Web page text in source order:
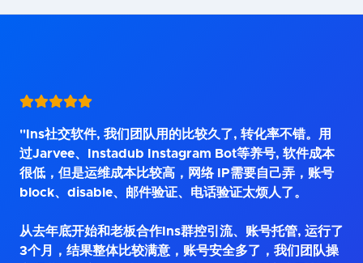
"Ins社交软件, 我们团队用的比较久了, 转化率不错。用
过Jarvee、Instadub Instagram Bot等养号, 软件成本
很低，但是运维成本比较高，网络 IP需要自己弄，账号
block、disable、邮件验证、电话验证太烦人了。
从去年底开始和老板合作Ins群控引流、账号托管, 运行了
3个月，结果整体比较满意，账号安全多了，我们团队操